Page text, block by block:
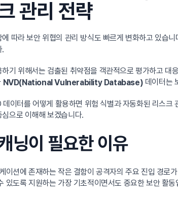
관리 전략
따라 보안 위협의 관리 방식도 빠르게 변화하고 있습
.
기 위해서는 검출된 취약점을 객관적으로 평가하고
NVD(National Vulnerability Database) 데이터는
이터를 어떻게 활용하면 위험 식별과 자동화된 리스
으로 이해해 보겠습니다.
닝이 필요한 이유
이션에 존재하는 작은 결함이 공격자의 주요 진입 경
있도록 지원하는 가장 기초적이면서도 중요한 보안 활동